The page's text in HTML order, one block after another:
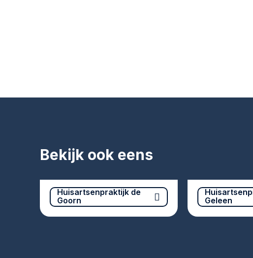
Bekijk ook eens
Huisartsenpraktijk de
Goorn
Geleen